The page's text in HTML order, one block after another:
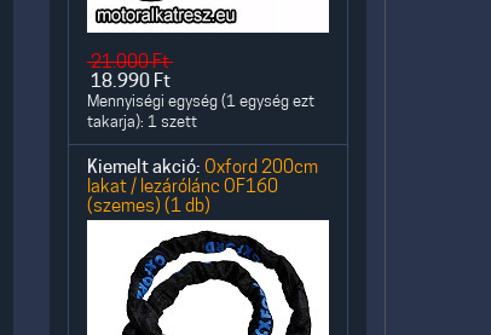
21.000Ft
18.990 Ft
Mennyiségi egység (1 egység ezt
takarja): 1 szett
Kiemelt akció: Oxford 200cm
lakat / lezárólánc OF160
(szemes) (1 db)